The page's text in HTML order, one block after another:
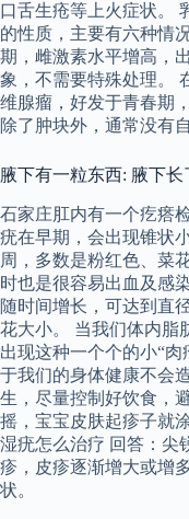
口舌生疮等上火症状。
的性质，主要有六种情
期，雌激素水平增高，
象，不需要特殊处理。
维腺瘤，好发于青春期
除了肿块外，通常没有
腋下有一粒东西: 腋下
石家庄肛内有一个疙瘩
疣在早期，会出现锥状
周，多数是粉红色、菜
时也是很容易出血及感
随时间增长，可达到直
花大小。 当我们体内脂
出现这种一个个的小“
于我们的身体健康不会
生，尽量控制好饮食，
摇，宝宝皮肤起疹子就
湿疣怎么治疗 回答：尖
疹，皮疹逐渐增大或增
状。